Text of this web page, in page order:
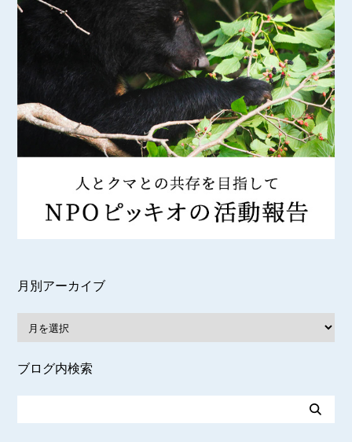
月別アーカイブ
ブログ内検索